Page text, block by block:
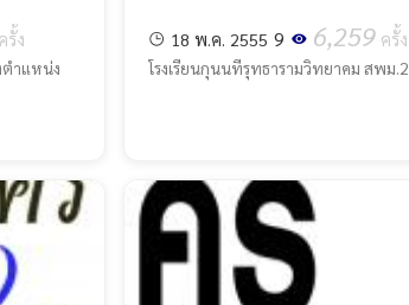
ครั้ง
ตำแหน่ง
18 พ.ค. 2555 9 6,259ครั้ง
โรงเรียนกุนนทีรุทธารามวิทยาคม สพม.2